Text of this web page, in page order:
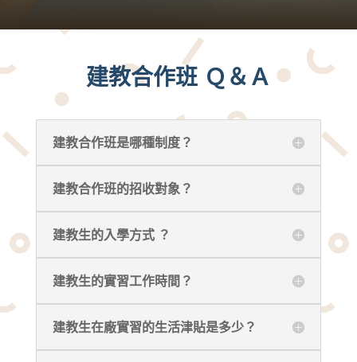
建教合作班 Ｑ＆Ａ
建教合作班是哪種制度？
建教合作班的招收對象？
建教生的入學方式 ？
建教生的實習工作時間？
建教生在廠實習的生活津貼是多少？